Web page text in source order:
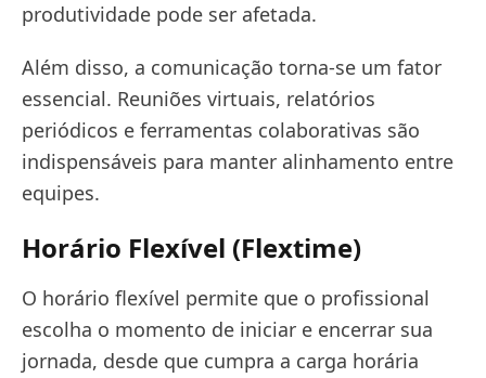
produtividade pode ser afetada.
Além disso, a comunicação torna-se um fator
essencial. Reuniões virtuais, relatórios
periódicos e ferramentas colaborativas são
indispensáveis para manter alinhamento entre
equipes.
Horário Flexível (Flextime)
O horário flexível permite que o profissional
escolha o momento de iniciar e encerrar sua
jornada, desde que cumpra a carga horária